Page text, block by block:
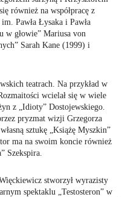
również na współpracę z
Pawła Łysaka i Pawła
w głowie” Mariusa von
Sarah Kane (1999) i
teatrach. Na przykład w
wcielał się w wiele
z „Idioty” Dostojewskiego.
pryzmat wizji Grzegorza
sztukę „Książę Myszkin”
ma na swoim koncie również
Szekspira.
stworzył wyrazisty
spektaklu „Testosteron” w